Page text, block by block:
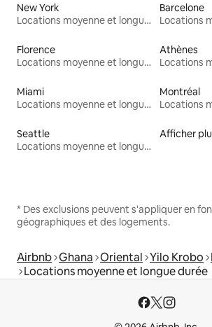
New York
Locations moyenne et longue durée
Barcelone
Florence
Locations moyenne et longue durée
Athènes
Miami
Locations moyenne et longue durée
Montréal
Seattle
Locations moyenne et longue durée
Afficher
* Des exclusions peuvent s'appliquer en
géographiques et des logements.
Airbnb Ghana Oriental Yilo Krobo
Locations moyenne et longue durée